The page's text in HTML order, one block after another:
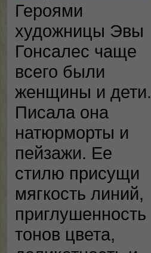
Героями
художницы Эвы
Гонсалес чаще
всего были
женщины и дети.
Писала она
натюрморты и
пейзажи. Ее
стилю присущи
мягкость линий,
приглушенность
тонов цвета,